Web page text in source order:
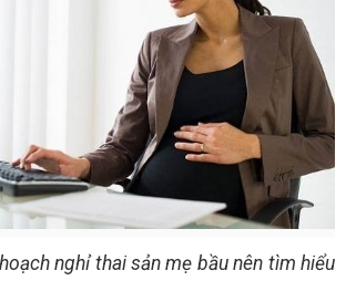
nghỉ thai sản mẹ bầu nên tìm hiểu